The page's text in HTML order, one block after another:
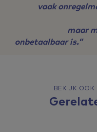
vaak
maar met
onbetaalbaar is.”
BEKIJK OOK